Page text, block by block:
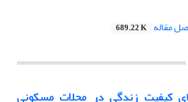
مقاله 689.22 K
کیفیت زندگی در محلات مسکونی